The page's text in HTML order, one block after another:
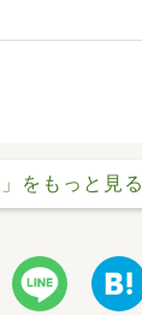
」をもっと見る